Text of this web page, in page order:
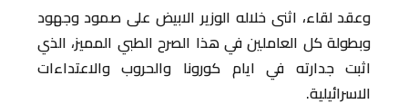
وعقد لقاء، اثنى خلاله الوزير الابيض على صمود وجهود
وبطولة كل العاملين في هذا الصرح الطبي المميز، الذي
اثبت جدارته في ايام كورونا والحروب والاعتداءات
الاسرائيلية.